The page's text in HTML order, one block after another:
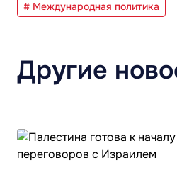
# Международная политика
Другие